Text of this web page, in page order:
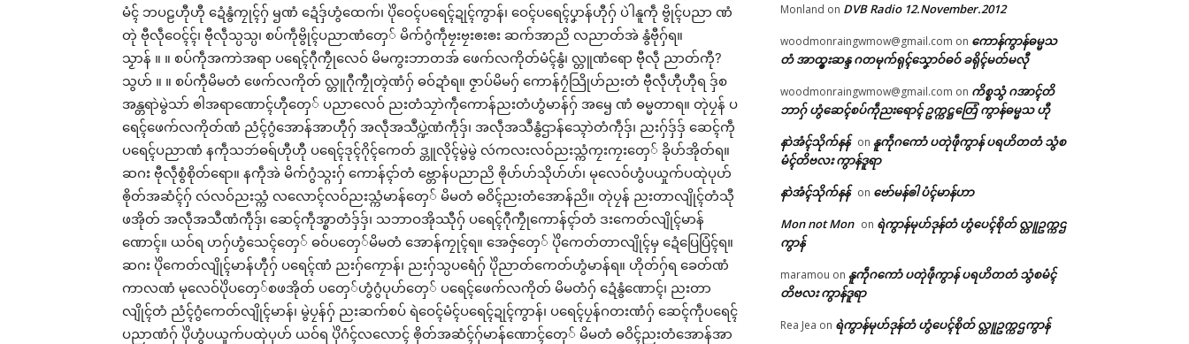
မံၚ် ဘပဠဟီုဟီု ဍေံနွံကၠုၚ်ဂှ် ၝဏံ ဍေံဒှ်ဟွံထေက်၊ ပိုဲဝေၚ်ပရေၚ်ဍုၚ်ကွာန်၊ ဝေၚ်ပရေၚ်ပၞာန်ဟီုဂှ် ပဲါနူကဵု ဗွိုၚ်ပညာ ဏံ
တုဲ ဗီုလဵုဝေၚ်ၚ်၊ ဗီုလဵုသ္ပသ္ပ၊ စပ်ကဵုဗွိုၚ်ပညာဏံတှေ် မိက်ဂွံကဵုဗၠးဗၠးၜးၜး ဆက်အာညိ လညာတ်အဲ နွံဗီုဂှ်ရ။
သၟာန် ။ ။ စပ်ကဵုအကာဲအရာ ပရေၚ်ဂီုကၠီုလေဝ် မိမကွးဘာတအ် ဖေက်လကိုတ်မံၚ်နွံ၊ လ္တူဏံရော ဗီုလဵု ညာတ်ကီု?
သွဟ် ။ ။ စပ်ကဵုမိမတံ ဖေက်လကိုတ် လ္တူဂီုကၠီုတ္ၚဲဏံဂှ် ဓဝ်ဍာံရ။ ဇၟာပ်မိမဂှ် ကောန်ဂၠံသြိုဟ်ညးတံ ဗီုလဵုဟီုဟီုရ ဒှ်စ
အန္တရာဲမွဲသာ် ၜါအရာဏောၚ်ဟီုတှေ် ပညာလေဝ် ညးတံသၠာဲကဵုကောန်ညးတံဟွံမာန်ဂှ် အၝေ ဏံ ဓမ္မတာရ။ တုဲပၠန် ပ
ရေၚ်ဖေက်လကိုတ်ဏံ ညံၚ်ဂွံအောန်အာဟီုဂှ် အလဵုအသဳပ္ဍဲဏံကဵုဒှ်၊ အလဵုအသဳနွံဌာန်သ္ၚောဲတံကဵုဒှ်၊ ညးဂှ်ဒှ်ဒှ် ဆေၚ်ကဵု
ပရေၚ်ပညာဏံ နကဵုသဘဴဓရ်ဟီုဟီု ပရေၚ်ဒုၚ်ဂိုၚ်ကေတ် ဒ္တူလိုၚ်မွဲမွဲ လဴကလးလဝ်ညးသ္ကံကၠးကၠးတှေ် ခိုဟ်အိုတ်ရ။
ဆဂး ဗီုလဵုစွံစိုတ်ရော။ နကဵုအဲ မိက်ဂွံသ္ဂးဂှ် ကောန်ၚာ်တံ ဗ္တောန်ပညာညိ ၜိုဟ်ဟ်သိုဟ်ဟ်၊ မုလေဝ်ဟွံပယှုက်ပထုဲပုဟ်
ၜိုတ်အဆံၚ်ဂှ် လဴလဝ်ညးသ္ကံ လလောၚ်လဝ်ညးသ္ကံမာန်တှေ် မိမတံ ဓဝိၚ်ညးတံအောန်ညိ။ တုဲပၠန် ညးတာလျိုၚ်တံသီု
ဖအိုတ် အလဵုအသဳဏံကဵုဒှ်၊ ဆေၚ်ကဵုအ္စာတံဒှ်ဒှ်၊ သဘာဝအိုဿီုဂှ် ပရေၚ်ဂီုကၠီုကောန်ၚာ်တံ ဒးကေတ်လျိုၚ်မာန်
ဏောၚ်။ ယဝ်ရ ဟဂှ်ဟွံသေၚ်တှေ် ဓဝ်ပတှေ်မိမတံ အောန်ကၠုၚ်ရ။ အေဇှ်တှေ် ပိုဲကေတ်တာလျိုၚ်မှ ဍေံပြေပြံၚ်ရ။
ဆဂး ပိုဲကေတ်လျိုၚ်မာန်ဟီုဂှ် ပရေၚ်ဏံ ညးဂှ်ကၠောန်၊ ညးဂှ်သ္ပပရေံဂှ် ပိုဲညာတ်ကေတ်ဟွံမာန်ရ။ ဟိုတ်ဂှ်ရ ခေတ်ဏံ
ကာလဏံ မုလေဝ်ပိုဲပတှေ်စဖအိုတ် ပတှေ်ဟွံဂွံပုဟ်တှေ် ပရေၚ်ဖေက်လကိုတ် မိမတံဂှ် ဍေံနွံဏောၚ်၊ ညးတာ
လျိုၚ်တံ ညံၚ်ဂွံကေတ်လျိုၚ်မာန်၊ မွဲပၠန်ဂှ် ညးဆက်စပ် ရဲဝေၚ်မံၚ်ပရေၚ်ဍုၚ်ကွာန်၊ ပရေၚ်ပၠန်ဂတးဏံဂှ် ဆေၚ်ကဵုပရေၚ်
ပညာဏံဂှ် ပိုဲဟွံပယှုက်ပထုဲပုဟ် ယဝ်ရ ပိုဲဂံၚ်လလောၚ် ၜိုတ်အဆံၚ်ဂှ်မာန်ဏောၚ်တှေ် မိမတံ ဓဝိၚ်ညးတံအောန်အာ
Monland on DVB Radio 12.November.2012
woodmonraingwmow@gmail.com on ကောန်ကွာန်ဓမ္မသ
တံ အာထ္ၜးဆန္ဒ ဂတမုက်ရုၚ်သၞောဝ်ဓဝ် ခရိုၚ်မတ်မလီု
woodmonraingwmow@gmail.com on ကိစ္စသွံ ဂအာၚ်တိ
ဘာဂှ် ဟွံဆေၚ်စပ်ကဵုညးရောၚ် ဥက္ကဋ္ဌတြေံ ကွာန်ဓမ္မသ ဟီု
နာဲအံၚ်သိုက်နန် on နူကဵုဂကောံ ပတုဲဖဵုကွာန် ပရဟိတတံ သွံစ
မံၚ်တိဗလး ကွာန်ဒူရာ
နာဲအံၚ်သိုက်နန် on ဗော်မန်ၜါ ပံၚ်မာန်ဟာ
Mon not Mon on ရဲကွာန်မုဟ်ဒုန်တံ ဟွံပေၚ်စိုတ် လ္တူဥက္ကဌ
ကွာန်
maramou on နူကဵုဂကောံ ပတုဲဖဵုကွာန် ပရဟိတတံ သွံစမံၚ်
တိဗလး ကွာန်ဒူရာ
Rea Jea on ရဲကွာန်မုဟ်ဒုန်တံ ဟွံပေၚ်စိုတ် လ္တူဥက္ကဌကွာန်